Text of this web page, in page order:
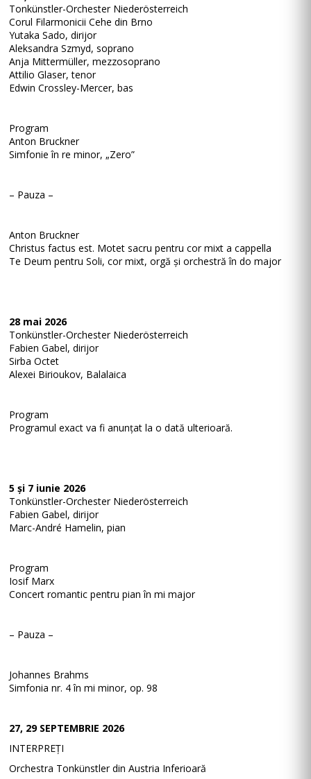
Tonkünstler-Orchester Niederösterreich
Corul Filarmonicii Cehe din Brno
Yutaka Sado, dirijor
Aleksandra Szmyd, soprano
Anja Mittermüller, mezzosoprano
Attilio Glaser, tenor
Edwin Crossley-Mercer, bas
Program
Anton Bruckner
Simfonie în re minor, „Zero”
– Pauza –
Anton Bruckner
Christus factus est. Motet sacru pentru cor mixt a cappella
Te Deum pentru Soli, cor mixt, orgă și orchestră în do major
28 mai 2026
Tonkünstler-Orchester Niederösterreich
Fabien Gabel, dirijor
Sirba Octet
Alexei Birioukov, Balalaica
Program
Programul exact va fi anunțat la o dată ulterioară.
5 și 7 iunie 2026
Tonkünstler-Orchester Niederösterreich
Fabien Gabel, dirijor
Marc-André Hamelin, pian
Program
Iosif Marx
Concert romantic pentru pian în mi major
– Pauza –
Johannes Brahms
Simfonia nr. 4 în mi minor, op. 98
27, 29 SEPTEMBRIE 2026
INTERPREȚI
Orchestra Tonkünstler din Austria Inferioară